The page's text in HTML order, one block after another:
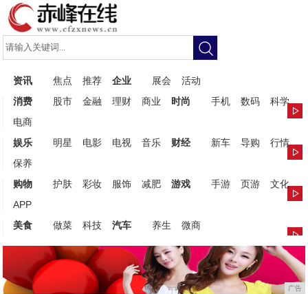
资讯 焦点 推荐 企业 展会
活动
消费
股市 金融 理财 商业 时尚 手机 数码
科学
电商
娱乐
明星 电影 电视 音乐 财经 新车 导购
行情
保养
购物
护肤 彩妆 服饰 减肥 游戏 手游 页游
文化
APP
美食
做菜 科技 汽车 养生 微商
广告